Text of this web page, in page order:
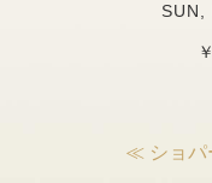
SUN,
≪ ショ